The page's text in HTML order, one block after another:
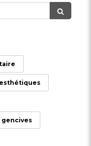
gencives